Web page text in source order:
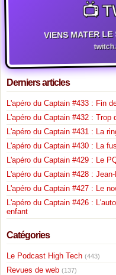
📺
VIENS MATER
Derniers articles
L'apéro du Captain #433 : Fin
L'apéro du Captain #432 :
L'apéro du Captain #431 : La
L'apéro du Captain #430 : La
L'apéro du Captain #429 : Le
L'apéro du Captain #428 :
L'apéro du Captain #427 : Le
L'apéro du Captain #426 :
enfant
Catégories
Le Podcast High Tech (443)
Revues de web (137)